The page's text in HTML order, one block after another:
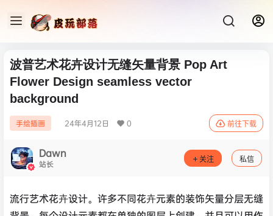
波普艺术花卉设计无缝矢量背景 Pop Art
Flower Design seamless vector
background
手绘插画 24年4月12日 0 前往下载
Dawn
站长 关注 私信
流行艺术花卉设计。许多不同花卉元素的装饰矢量分层无缝